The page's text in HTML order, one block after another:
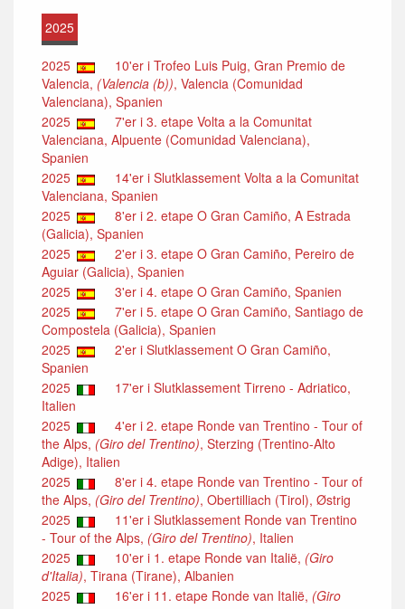
2025
2025
10'er i Trofeo Luis Puig, Gran Premio de
Valencia, (Valencia (b)), Valencia (Comunidad
Valenciana), Spanien
2025
7'er i 3. etape Volta a la Comunitat
Valenciana, Alpuente (Comunidad Valenciana),
Spanien
2025
14'er i Slutklassement Volta a la Comunitat
Valenciana, Spanien
2025
8'er i 2. etape O Gran Camiño, A Estrada
(Galicia), Spanien
2025
2'er i 3. etape O Gran Camiño, Pereiro de
Aguiar (Galicia), Spanien
2025
3'er i 4. etape O Gran Camiño, Spanien
2025
7'er i 5. etape O Gran Camiño, Santiago de
Compostela (Galicia), Spanien
2025
2'er i Slutklassement O Gran Camiño,
Spanien
2025
17'er i Slutklassement Tirreno - Adriatico,
Italien
2025
4'er i 2. etape Ronde van Trentino - Tour of
the Alps, (Giro del Trentino), Sterzing (Trentino-Alto
Adige), Italien
2025
8'er i 4. etape Ronde van Trentino - Tour of
the Alps, (Giro del Trentino), Obertilliach (Tirol), Østrig
2025
11'er i Slutklassement Ronde van Trentino
- Tour of the Alps, (Giro del Trentino), Italien
2025
10'er i 1. etape Ronde van Italië, (Giro
d'Italia), Tirana (Tirane), Albanien
2025
16'er i 11. etape Ronde van Italië, (Giro